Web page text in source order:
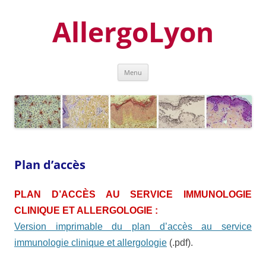
AllergoLyon
Menu
Plan d’accès
PLAN D’ACCÈS AU SERVICE IMMUNOLOGIE
CLINIQUE ET ALLERGOLOGIE :
Version imprimable du plan d’accès au service
immunologie clinique et allergologie (.pdf).